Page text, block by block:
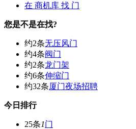
在 商机库 找 门
您是不是在找?
约2条无压风门
约4条阀门
约2条龙门架
约6条伸缩门
约32条厦门夜场招聘
今日排行
25条1门